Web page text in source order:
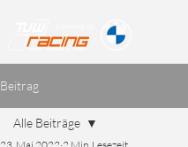
Beitrag
Alle Beiträge